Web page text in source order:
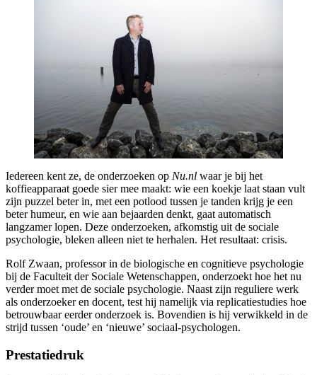
Iedereen kent ze, de onderzoeken op Nu.nl waar je bij het
koffieapparaat goede sier mee maakt: wie een koekje laat staan vult
zijn puzzel beter in, met een potlood tussen je tanden krijg je een
beter humeur, en wie aan bejaarden denkt, gaat automatisch
langzamer lopen. Deze onderzoeken, afkomstig uit de sociale
psychologie, bleken alleen niet te herhalen. Het resultaat: crisis.
Rolf Zwaan, professor in de biologische en cognitieve psychologie
bij de Faculteit der Sociale Wetenschappen, onderzoekt hoe het nu
verder moet met de sociale psychologie. Naast zijn reguliere werk
als onderzoeker en docent, test hij namelijk via replicatiestudies hoe
betrouwbaar eerder onderzoek is. Bovendien is hij verwikkeld in de
strijd tussen ‘oude’ en ‘nieuwe’ sociaal-psychologen.
Prestatiedruk